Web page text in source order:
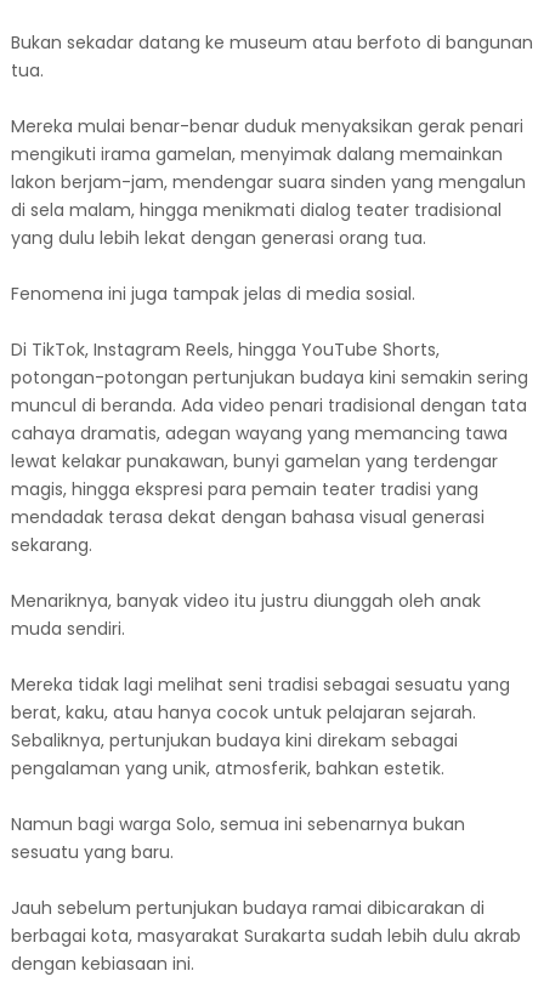
Bukan sekadar datang ke museum atau berfoto di bangunan
tua.
Mereka mulai benar-benar duduk menyaksikan gerak penari
mengikuti irama gamelan, menyimak dalang memainkan
lakon berjam-jam, mendengar suara sinden yang mengalun
di sela malam, hingga menikmati dialog teater tradisional
yang dulu lebih lekat dengan generasi orang tua.
Fenomena ini juga tampak jelas di media sosial.
Di TikTok, Instagram Reels, hingga YouTube Shorts,
potongan-potongan pertunjukan budaya kini semakin sering
muncul di beranda. Ada video penari tradisional dengan tata
cahaya dramatis, adegan wayang yang memancing tawa
lewat kelakar punakawan, bunyi gamelan yang terdengar
magis, hingga ekspresi para pemain teater tradisi yang
mendadak terasa dekat dengan bahasa visual generasi
sekarang.
Menariknya, banyak video itu justru diunggah oleh anak
muda sendiri.
Mereka tidak lagi melihat seni tradisi sebagai sesuatu yang
berat, kaku, atau hanya cocok untuk pelajaran sejarah.
Sebaliknya, pertunjukan budaya kini direkam sebagai
pengalaman yang unik, atmosferik, bahkan estetik.
Namun bagi warga Solo, semua ini sebenarnya bukan
sesuatu yang baru.
Jauh sebelum pertunjukan budaya ramai dibicarakan di
berbagai kota, masyarakat Surakarta sudah lebih dulu akrab
dengan kebiasaan ini.